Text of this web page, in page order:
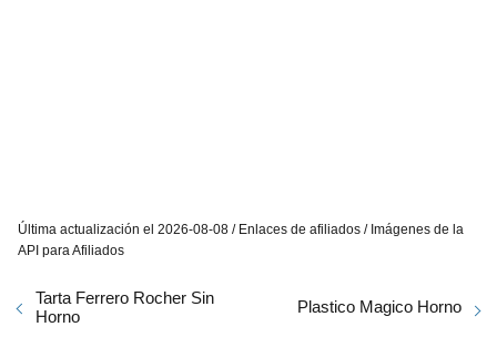
Última actualización el 2026-08-08 / Enlaces de afiliados / Imágenes de la
API para Afiliados
Tarta Ferrero Rocher Sin
Horno
Plastico Magico Horno